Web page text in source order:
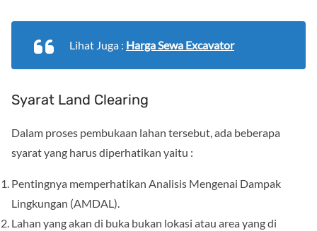
Lihat Juga : Harga Sewa Excavator
Syarat Land Clearing
Dalam proses pembukaan lahan tersebut, ada beberapa
syarat yang harus diperhatikan yaitu :
Pentingnya memperhatikan Analisis Mengenai Dampak
Lingkungan (AMDAL).
Lahan yang akan di buka bukan lokasi atau area yang di